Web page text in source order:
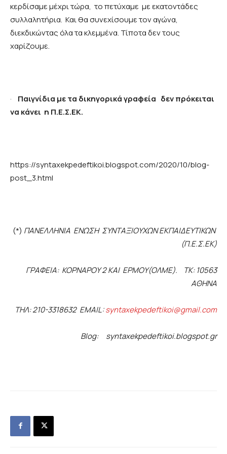
κερδίσαμε μέχρι τώρα, το πετύχαμε με εκατοντάδες
συλλαλητήρια. Και θα συνεχίσουμε τον αγώνα,
διεκδικώντας όλα τα κλεμμένα. Τίποτα δεν τους
χαρίζουμε.
· Παιγνίδια με τα δικηγορικά γραφεία δεν πρόκειται
να κάνει η Π.Ε.Σ.ΕΚ.
https://syntaxekpedeftikoi.blogspot.com/2020/10/blog-
post_3.html
(*) ΠΑΝΕΛΛΗΝΙΑ ΕΝΩΣΗ ΣΥΝΤΑΞΙΟΥΧΩΝ ΕΚΠΑΙΔΕΥΤΙΚΩΝ
(Π.Ε.Σ.ΕΚ)
ΓΡΑΦΕΙΑ: ΚΟΡΝΑΡΟΥ 2 ΚΑΙ ΕΡΜΟΥ(ΟΛΜΕ). ΤΚ: 10563
ΑΘΗΝΑ
ΤΗΛ: 210-3318632 EMAIL:syntaxekpedeftikoi@gmail.com
Blog: syntaxekpedeftikoi.blogspot.gr